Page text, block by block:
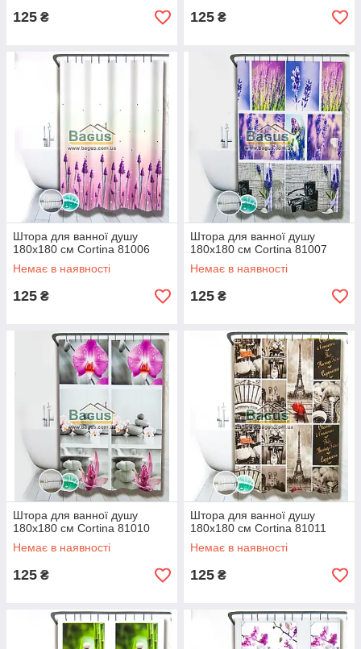
125 ₴ 125 ₴
Штора для ванної душу
180х180 см Cortina 81006
Немає в наявності
125 ₴
Штора для ванної душу
180х180 см Cortina 81007
Немає в наявності
125 ₴
Штора для ванної душу
180х180 см Cortina 81010
Немає в наявності
125 ₴
Штора для ванної душу
180х180 см Cortina 81011
Немає в наявності
125 ₴